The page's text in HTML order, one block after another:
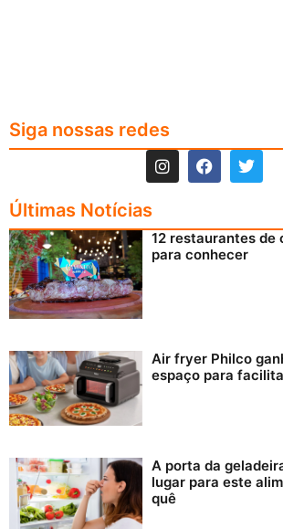
Siga nossas redes
Últimas Notícias
12 restaurantes de
para conhecer
Air fryer Philco
espaço para
A porta da
lugar para este
quê